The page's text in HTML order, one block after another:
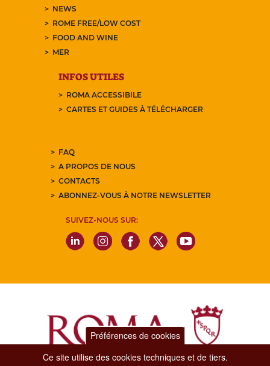
NEWS
ROME FREE/LOW COST
FOOD AND WINE
MER
INFOS UTILES
ROMA ACCESSIBILE
CARTES ET GUIDES À TÉLÉCHARGER
FAQ
A PROPOS DE NOUS
CONTACTS
ABONNEZ-VOUS À NOTRE NEWSLETTER
SUIVEZ-NOUS SUR:
Préférences de cookies
Ce site utilise des cookies techniques et de tiers.